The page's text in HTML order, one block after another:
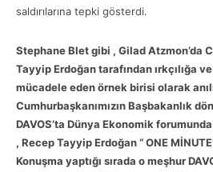
saldırılarına tepki gösterdi.
Stephane Blet gibi , Gilad Atzmon’da
Tayyip Erdoğan tarafından ırkçılığa
mücadele eden örnek birisi olarak
Cumhurbaşkanımızın Başbakanlık
DAVOS’ta Dünya Ekonomik
, Recep Tayyip Erdoğan “ ONE
Konuşma yaptığı sırada o meşhur